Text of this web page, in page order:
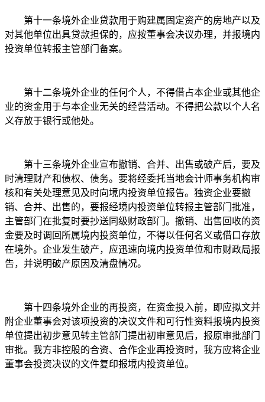
第十一条境外企业贷款用于购建属固定资产的房地产以及
对其他单位出具贷款担保的，应按董事会决议办理，并报境内
投资单位转报主管部门备案。
第十二条境外企业的任何个人，不得借占本企业或其他企
业的资金用于与本企业无关的经营活动。不得把公款以个人名
义存放于银行或他处。
第十三条境外企业宣布撤销、合并、出售或破产后，要及
时清理财产和债权、债务。要将经委托当地会计师事务机构审
核和有关处理意见及时向境内投资单位报告。独资企业要撤
销、合并、出售的，要报经境内投资单位转报主管部门批准，
主管部门在批复时要抄送同级财政部门。撤销、出售回收的资
金要及时调回所属境内投资单位，不得以任何名义或借口存放
在境外。企业发生破产，应迅速向境内投资单位和市财政局报
告，并说明破产原因及清盘情况。
第十四条境外企业的再投资，在资金投入前，即应拟文并
附企业董事会对该项投资的决议文件和可行性资料报境内投资
单位提出初步意见转主管部门提出初审意见后，报原审批部门
审批。我方非控股的合资、合作企业再投资时，我方应将企业
董事会投资决议的文件复印报境内投资单位。